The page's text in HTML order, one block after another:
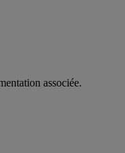
associée.